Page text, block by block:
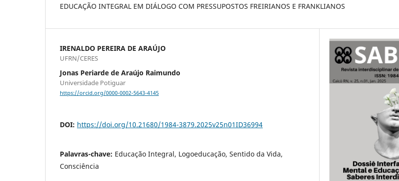
EDUCAÇÃO INTEGRAL EM DIÁLOGO COM PRESSUPOSTOS FREIRIANOS E FRANKLIANOS
IRENALDO PEREIRA DE ARAÚJO
UFRN/CERES
Jonas Periarde de Araújo Raimundo
Universidade Potiguar
https://orcid.org/0000-0002-5643-4145
DOI: https://doi.org/10.21680/1984-3879.2025v25n01ID36994
Palavras-chave: Educação Integral, Logoeducação, Sentido da Vida,
Consciência